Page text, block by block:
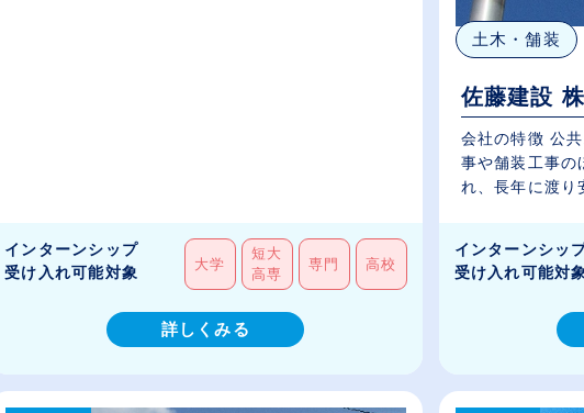
インターンシップ
受け入れ可能対象
大学
短大
高専
専門 高校
詳しくみる
土木・舗装
佐藤建設
会社の特徴 公
事や舗装工事の
れ、長年に渡り
インターンシッ
受け入れ可能対象